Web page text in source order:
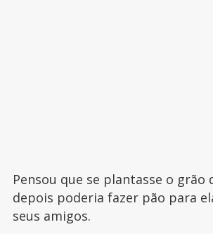
Pensou que se plantasse o grão
depois poderia fazer pão para
seus amigos.